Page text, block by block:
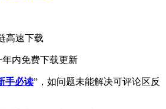
高速下载
内免费下载更新
手必读”，如问题未能解决可评论区反